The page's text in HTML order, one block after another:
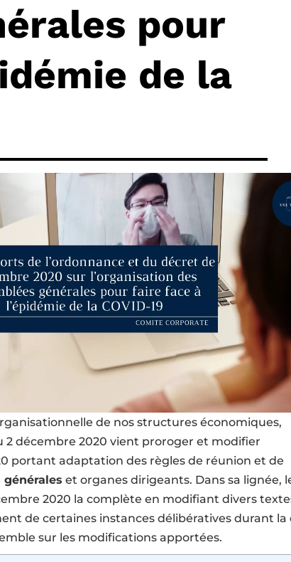
pour
de la
de nos structures économiques,
2 décembre 2020 vient proroger et modifier
portant adaptation des règles de réunion et de
générales et organes dirigeants. Dans sa lignée,
2020 la complète en modifiant divers
de certaines instances délibératives durant la
sur les modifications apportées.